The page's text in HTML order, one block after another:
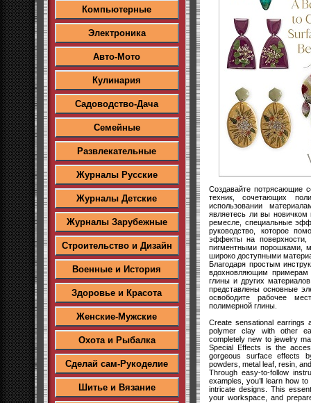
Компьютерные
Электроника
Авто-Мото
Кулинария
Садоводство-Дача
Семейные
Развлекательные
Журналы Русские
Журналы Детские
Журналы Зарубежные
Строительство и Дизайн
Военные и История
Здоровье и Красота
Женские-Мужские
Охота и Рыбалка
Сделай сам-Рукоделие
Шитье и Вязание
Создавайте потрясающие
техник, сочетающих
использовании
являетесь ли вы
ремесле, специальные
руководство, которое
эффекты на поверхности,
пигментными порошками,
широко доступными
Благодаря простым
вдохновляющим примерам
глины и других
представлены основные
освободите рабочее
полимерной глины.
Create sensational earrings
polymer clay with other
completely new to jewelry
Special Effects is the
gorgeous surface effects
powders, metal leaf, resin,
Through easy-to-follow
examples, you’ll learn how
intricate designs. This
your workspace, and